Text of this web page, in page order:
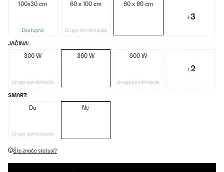
100x30 cm
Dostupno
60 x 100 cm
Druga kombinacija
60 x 60 cm
+3
JAČINA:
300 W
Druga kombinacija
360 W 600 W
Druga kombinacija
+2
SMART:
Da
Druga kombinacija
Ne
Što znače statusi?